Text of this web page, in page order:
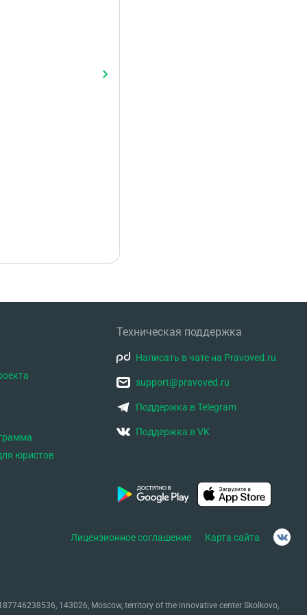
юристов
Техническая поддержка
Написать в чате на Pravoved.ru
support@pravoved.ru
Поддержка в Telegram
Поддержка в VK
Лицензионное соглашение Карта сайта
143026, Moscow, territory of the innovative center Skolkovo,